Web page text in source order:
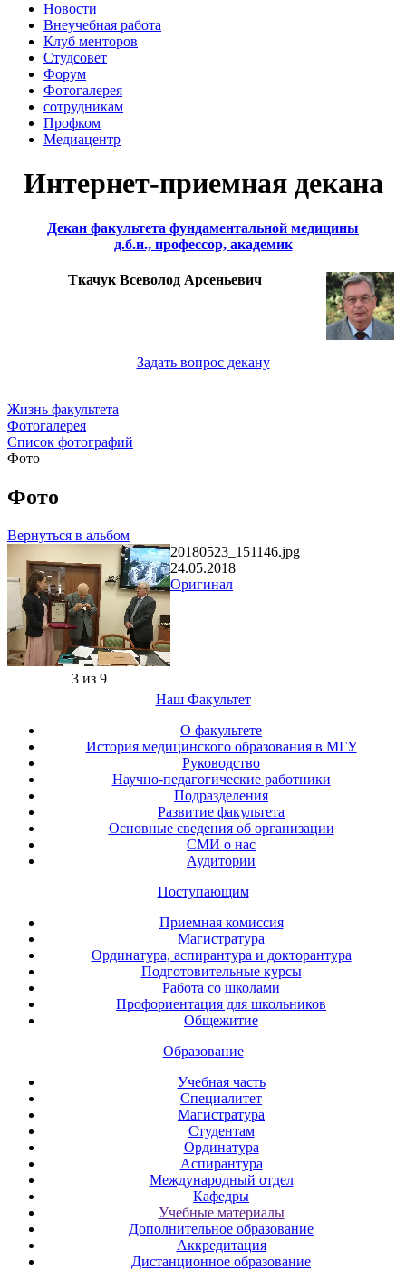
Новости
Внеучебная работа
Клуб менторов
Студсовет
Форум
Фотогалерея
сотрудникам
Профком
Медиацентр
Интернет-приемная декана
Декан факультета фундаментальной медицины
д.б.н., профессор, академик
Ткачук Всеволод Арсеньевич
Задать вопрос декану
Жизнь факультета
Фотогалерея
Список фотографий
Фото
Фото
Вернуться в альбом
3 из 9
20180523_151146.jpg
24.05.2018
Оригинал
Наш Факультет
О факультете
История медицинского образования в МГУ
Руководство
Научно-педагогические работники
Подразделения
Развитие факультета
Основные сведения об организации
СМИ о нас
Аудитории
Поступающим
Приемная комиссия
Магистратура
Ординатура, аспирантура и докторантура
Подготовительные курсы
Работа со школами
Профориентация для школьников
Общежитие
Образование
Учебная часть
Специалитет
Магистратура
Студентам
Ординатура
Аспирантура
Международный отдел
Кафедры
Учебные материалы
Дополнительное образование
Аккредитация
Дистанционное образование